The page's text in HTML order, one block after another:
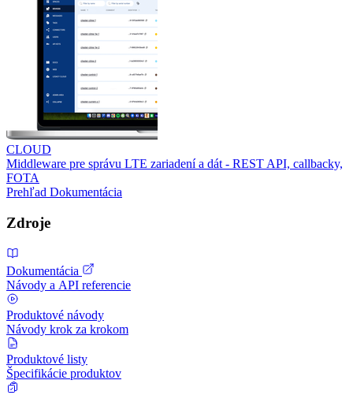
CLOUD
Middleware pre správu LTE zariadení a dát - REST API, callbacky,
FOTA
Prehľad Dokumentácia
Zdroje
Dokumentácia
Návody a API referencie
Produktové návody
Návody krok za krokom
Produktové listy
Špecifikácie produktov